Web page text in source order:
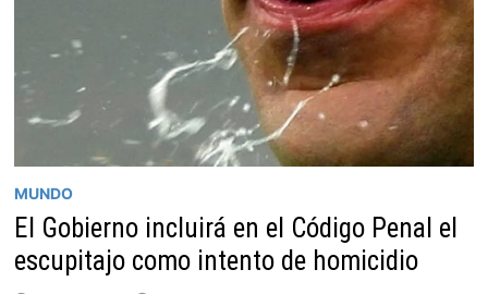
MUNDO
El Gobierno incluirá en el Código Penal el
escupitajo como intento de homicidio